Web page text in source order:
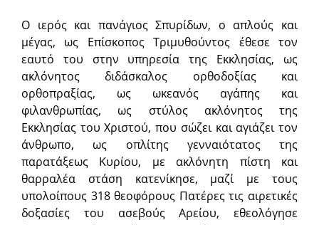
Ο ιερός και πανάγιος Σπυρίδων, ο απλούς και
μέγας, ως Επίσκοπος Τριμυθούντος έθεσε τον
εαυτό του στην υπηρεσία της Εκκλησίας, ως
ακλόνητος διδάσκαλος ορθοδοξίας και
ορθοπραξίας, ως ωκεανός αγάπης και
φιλανθρωπίας, ως στύλος ακλόνητος της
Εκκλησίας του Χριστού, που σώζει και αγιάζει τον
άνθρωπο, ως οπλίτης γενναιότατος της
παρατάξεως Κυρίου, με ακλόνητη πίστη και
θαρραλέα στάση κατενίκησε, μαζί με τους
υπολοίπους 318 θεοφόρους Πατέρες τις αιρετικές
δοξασίες του ασεβούς Αρείου, εθεολόγησε